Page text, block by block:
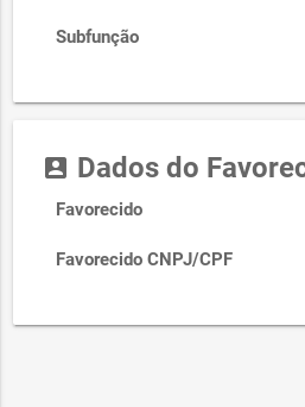
Subfunção
account_box Dados do
Favorecido
Favorecido CNPJ/CPF